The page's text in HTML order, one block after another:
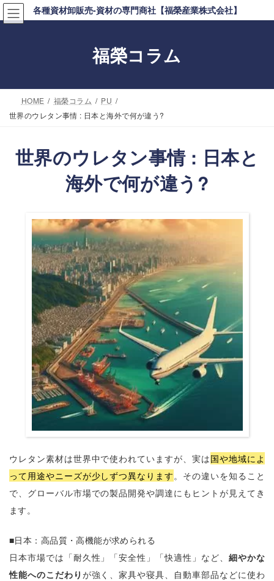
コ
ン
ナ
ビ
各種資材卸販売-資材の専門商社【福榮産業株式会社】
福榮コラム
HOME 福榮コラム
PU
世界のウレタン事情 : 日本と海外で何が違う?
世界のウレタン事情 : 日本と
海外で何が違う?
ウレタン素材は世界中で使われていますが、実は国や地域によ
って用途やニーズが少しずつ異なります。その違いを知ること
で、グローバル市場での製品開発や調達にもヒントが見えてき
ます。
■日本：高品質・高機能が求められる
日本市場では「耐久性」「安全性」「快適性」など、 細やかな
性能へのこだわり が強く、家具や寝具、自動車部品などに使わ